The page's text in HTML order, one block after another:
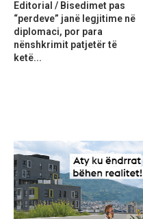
Editorial / Bisedimet pas
“perdeve” janë legjitime në
diplomaci, por para
nënshkrimit patjetër të
ketë...